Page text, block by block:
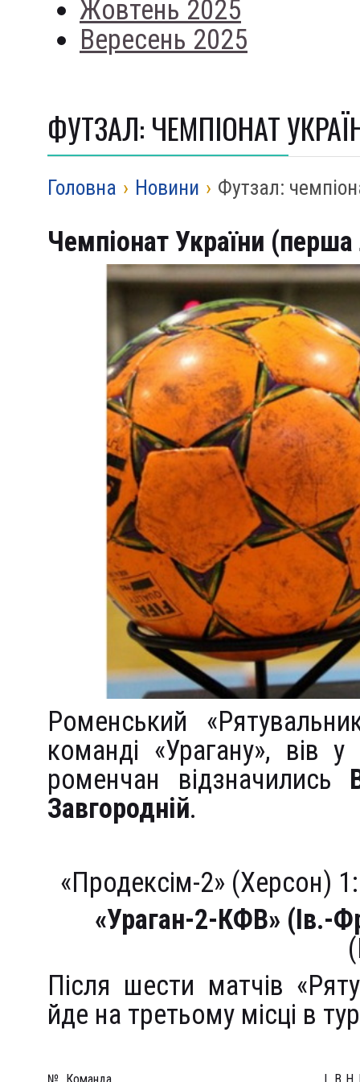
Жовтень 2025
Вересень 2025
ФУТЗАЛ: ЧЕМПІОНАТ
Головна › Новини › Футзал:
Чемпіонат України (перша
Роменський
команді «Урагану», вів
роменчан відзначились
Завгородній.
«Продексім-2» (Херсон)
«Ураган-2-КФВ» (Ів.-
Після шести матчів
йде на третьому місці в